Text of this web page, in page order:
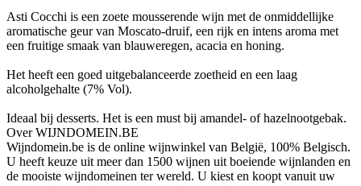
Asti Cocchi is een zoete mousserende wijn met de onmiddellijke
aromatische geur van Moscato-druif, een rijk en intens aroma met
een fruitige smaak van blauweregen, acacia en honing.
Het heeft een goed uitgebalanceerde zoetheid en een laag
alcoholgehalte (7% Vol).
Ideaal bij desserts. Het is een must bij amandel- of hazelnootgebak.
Over WIJNDOMEIN.BE
Wijndomein.be is de online wijnwinkel van België, 100% Belgisch.
U heeft keuze uit meer dan 1500 wijnen uit boeiende wijnlanden en
de mooiste wijndomeinen ter wereld. U kiest en koopt vanuit uw